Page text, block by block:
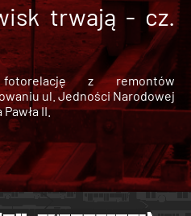
trwają - cz.
fotorelację z remontów
ul. Jedności Narodowej
II.